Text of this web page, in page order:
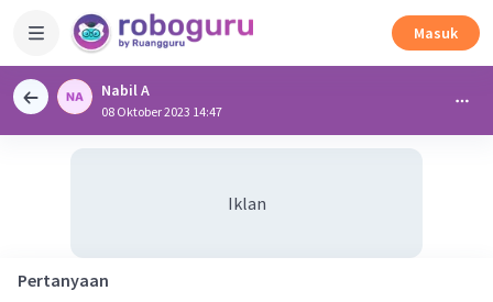
Masuk
Nabil A
08 Oktober 2023 14:47
Iklan
Pertanyaan